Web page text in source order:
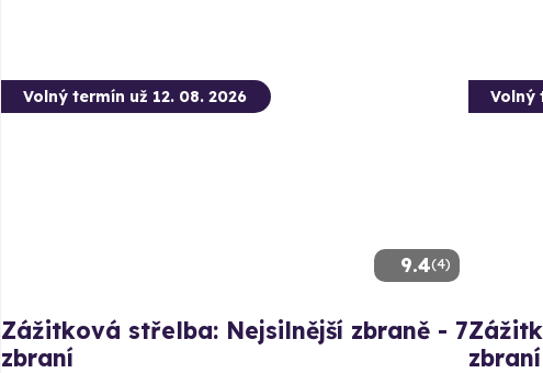
9.4(4)
Volný termín už 12. 08. 2026
Zážitková střelba: Nejsilnější zbraně - 7
zbraní
Volný
zbraní